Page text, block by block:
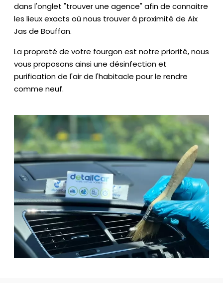
dans l'onglet "trouver une agence" afin de connaitre
les lieux exacts où nous trouver à proximité de Aix
Jas de Bouffan.
La propreté de votre fourgon est notre priorité, nous
vous proposons ainsi une désinfection et
purification de l'air de l'habitacle pour le rendre
comme neuf.